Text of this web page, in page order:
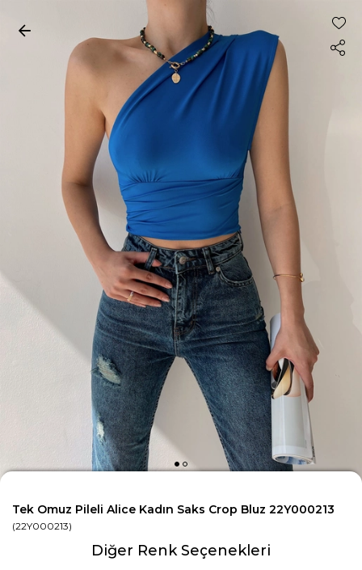
Tek Omuz Pileli Alice Kadın Saks Crop Bluz 22Y000213
(22Y000213)
Diğer Renk Seçenekleri